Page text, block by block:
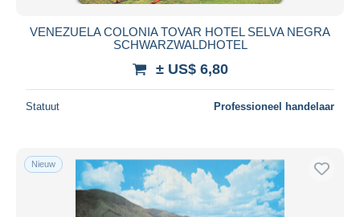
VENEZUELA COLONIA TOVAR HOTEL SELVA NEGRA
SCHWARZWALDHOTEL
± US$ 6,80
Statuut Professioneel handelaar
Nieuw